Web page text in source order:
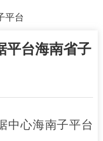
平台
平台海南省子
中心海南子平台